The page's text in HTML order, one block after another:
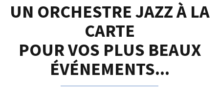
UN ORCHESTRE JAZZ À LA
CARTE
POUR VOS PLUS BEAUX
ÉVÉNEMENTS...